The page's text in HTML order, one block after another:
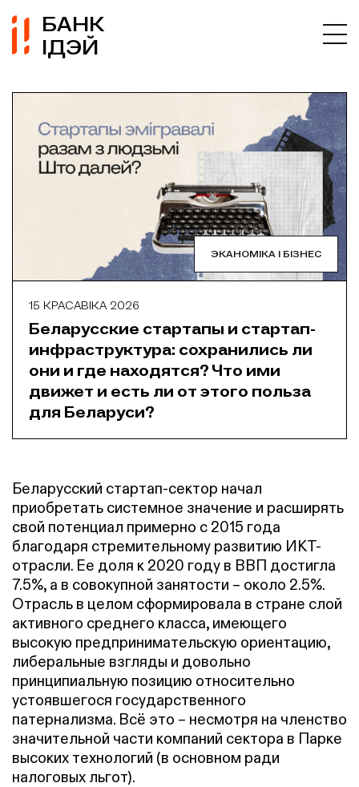
БАНК
ІДЭЙ
ЭКАНОМІКА І БІЗНЕС
15 КРАСАВІКА 2026
Беларусские стартапы и стартап-
инфраструктура: сохранились ли
они и где находятся? Что ими
движет и есть ли от этого польза
для Беларуси?
Беларусский стартап-сектор начал
приобретать системное значение и расширять
свой потенциал примерно с 2015 года
благодаря стремительному развитию ИКТ-
отрасли. Ее доля к 2020 году в ВВП достигла
7.5%, а в совокупной занятости – около 2.5%.
Отрасль в целом сформировала в стране слой
активного среднего класса, имеющего
высокую предпринимательскую ориентацию,
либеральные взгляды и довольно
принципиальную позицию относительно
устоявшегося государственного
патернализма. Всё это – несмотря на членство
значительной части компаний сектора в Парке
высоких технологий (в основном ради
налоговых льгот).